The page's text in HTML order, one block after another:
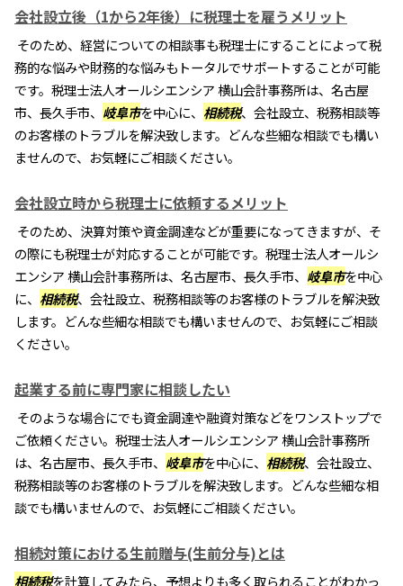
会社設立後（1から2年後）に税理士を雇うメリット
そのため、経営についての相談事も税理士にすることによって税
務的な悩みや財務的な悩みもトータルでサポートすることが可能
です。税理士法人オールシエンシア 横山会計事務所は、名古屋
市、長久手市、 岐阜市を中心に、 相続税、会社設立、税務相談等
のお客様のトラブルを解決致します。どんな些細な相談でも構い
ませんので、お気軽にご相談ください。
会社設立時から税理士に依頼するメリット
そのため、決算対策や資金調達などが重要になってきますが、そ
の際にも税理士が対応することが可能です。税理士法人オールシ
エンシア 横山会計事務所は、名古屋市、長久手市、 岐阜市を中心
に、 相続税、会社設立、税務相談等のお客様のトラブルを解決致
します。どんな些細な相談でも構いませんので、お気軽にご相談
ください。
起業する前に専門家に相談したい
そのような場合にでも資金調達や融資対策などをワンストップで
ご依頼ください。税理士法人オールシエンシア 横山会計事務所
は、名古屋市、長久手市、 岐阜市を中心に、 相続税、会社設立、
税務相談等のお客様のトラブルを解決致します。どんな些細な相
談でも構いませんので、お気軽にご相談ください。
相続対策における生前贈与(生前分与)とは
相続税を計算してみたら、予想よりも多く取られることがわかっ